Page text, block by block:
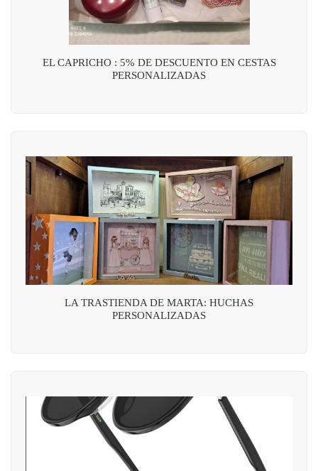
EL CAPRICHO : 5% DE DESCUENTO EN CESTAS
PERSONALIZADAS
LA TRASTIENDA DE MARTA: HUCHAS
PERSONALIZADAS